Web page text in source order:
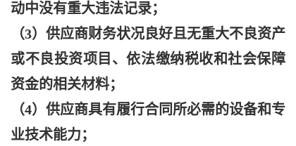
动中没有重大违法记录；
（3）供应商财务状况良好且无重大不良资产
或不良投资项目、依法缴纳税收和社会保障
资金的相关材料；
（4）供应商具有履行合同所必需的设备和专
业技术能力；